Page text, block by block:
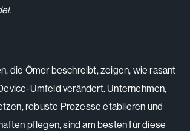
die Ömer beschreibt, zeigen, wie rasant
Umfeld verändert. Unternehmen,
robuste Prozesse etablieren und
pflegen, sind am besten für diese